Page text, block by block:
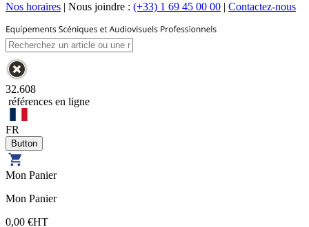
Nos horaires | Nous joindre : (+33) 1 69 45 00 00 | Contactez-nous
32.608
références en ligne
FR
Mon Panier
Mon Panier
0,00 €HT